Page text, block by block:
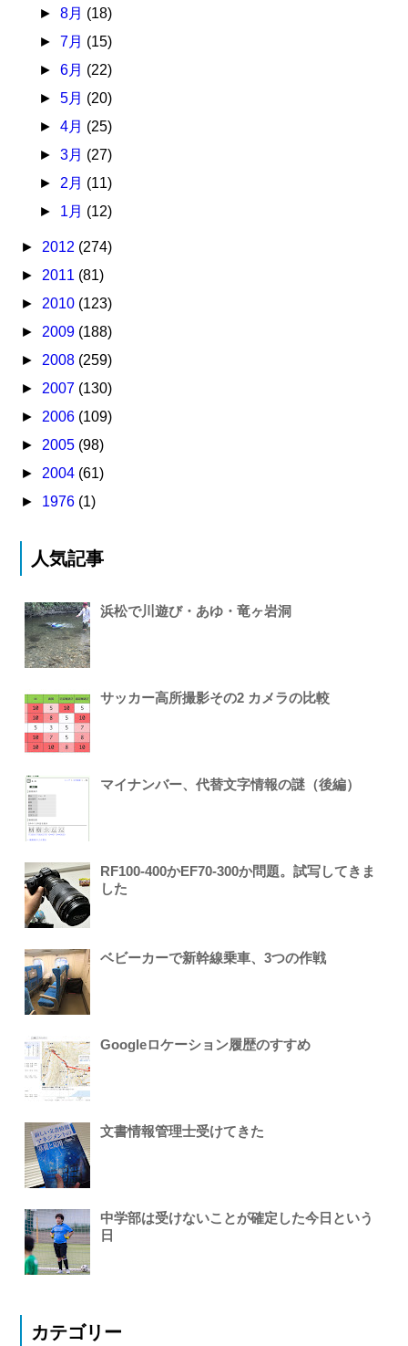
► 8月 (18)
► 7月 (15)
► 6月 (22)
► 5月 (20)
► 4月 (25)
► 3月 (27)
► 2月 (11)
► 1月 (12)
► 2012 (274)
► 2011 (81)
► 2010 (123)
► 2009 (188)
► 2008 (259)
► 2007 (130)
► 2006 (109)
► 2005 (98)
► 2004 (61)
► 1976 (1)
人気記事
浜松で川遊び・あゆ・竜ヶ岩洞
サッカー高所撮影その2 カメラの比較
マイナンバー、代替文字情報の謎（後編）
RF100-400かEF70-300か問題。試写してきま
した
ベビーカーで新幹線乗車、3つの作戦
Googleロケーション履歴のすすめ
文書情報管理士受けてきた
中学部は受けないことが確定した今日という
日
カテゴリー